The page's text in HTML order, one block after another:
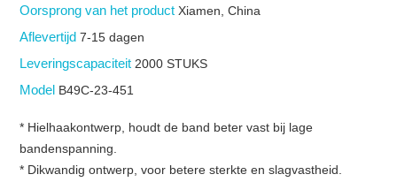
Oorsprong van het productXiamen, China
Aflevertijd7-15 dagen
Leveringscapaciteit 2000 STUKS
Model B49C-23-451
* Hielhaakontwerp, houdt de band beter vast bij lage
bandenspanning.
* Dikwandig ontwerp, voor betere sterkte en slagvastheid.